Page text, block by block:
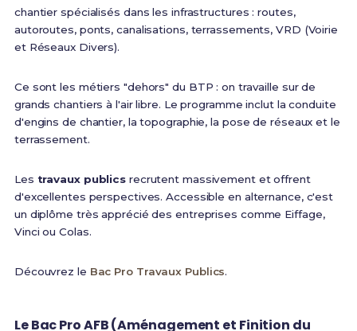
chantier spécialisés dans les infrastructures : routes,
autoroutes, ponts, canalisations, terrassements, VRD (Voirie
et Réseaux Divers).
Ce sont les métiers "dehors" du BTP : on travaille sur de
grands chantiers à l'air libre. Le programme inclut la conduite
d'engins de chantier, la topographie, la pose de réseaux et le
terrassement.
Les travaux publics recrutent massivement et offrent
d'excellentes perspectives. Accessible en alternance, c'est
un diplôme très apprécié des entreprises comme Eiffage,
Vinci ou Colas.
Découvrez le Bac Pro Travaux Publics.
Le Bac Pro AFB (Aménagement et Finition du